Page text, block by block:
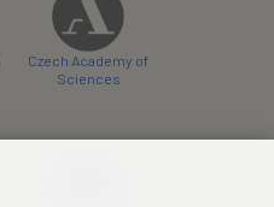
Czech Academy of
Sciences